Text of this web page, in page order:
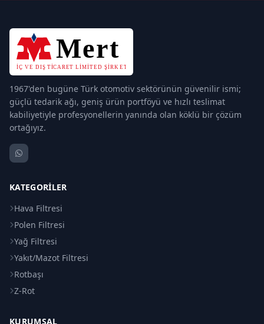
1967'den bugüne Türk otomotiv sektörünün güvenilir ismi;
güçlü tedarik ağı, geniş ürün portföyü ve hızlı teslimat
kabiliyetiyle profesyonellerin yanında olan köklü bir çözüm
ortağıyız.
KATEGORILER
Hava Filtresi
Polen Filtresi
Yağ Filtresi
Yakıt/Mazot Filtresi
Rotbaşı
Z-Rot
KURUMSAL